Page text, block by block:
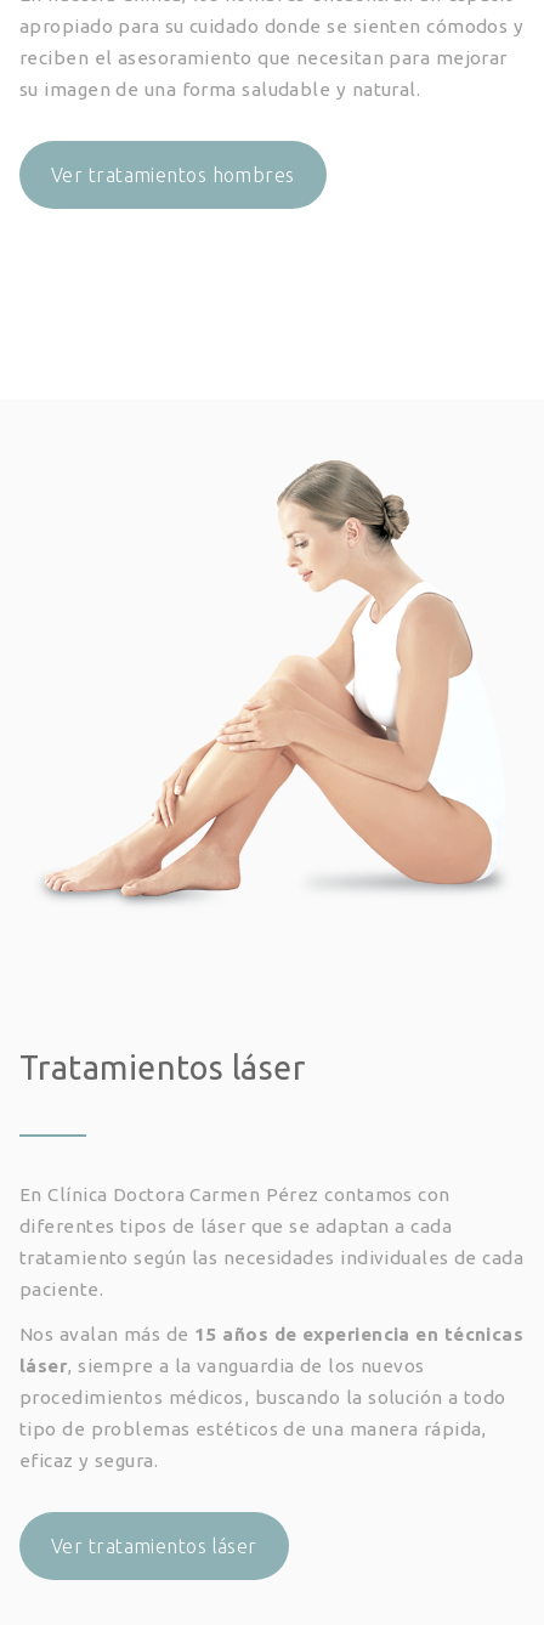
apropiado para su cuidado donde se sienten cómodos y
reciben el asesoramiento que necesitan para mejorar
su imagen de una forma saludable y natural.
Ver tratamientos hombres
Tratamientos láser
En Clínica Doctora Carmen Pérez contamos con
diferentes tipos de láser que se adaptan a cada
tratamiento según las necesidades individuales de cada
paciente.
Nos avalan más de 15 años de experiencia en técnicas
láser, siempre a la vanguardia de los nuevos
procedimientos médicos, buscando la solución a todo
tipo de problemas estéticos de una manera rápida,
eficaz y segura.
Ver tratamientos láser